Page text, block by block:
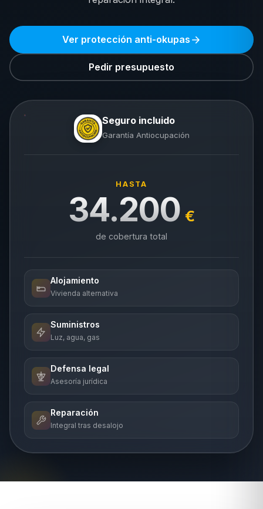
Ver protección anti-okupas
Pedir presupuesto
Seguro incluido
Garantía Antiocupación
HASTA
34.200 €
de cobertura total
Alojamiento
Vivienda alternativa
Suministros
Luz, agua, gas
Defensa legal
Asesoría jurídica
Reparación
Integral tras desalojo